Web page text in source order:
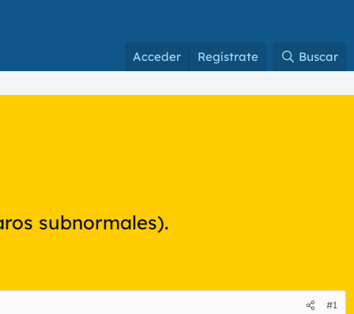
Acceder Regístrate Buscar
subnormales).
#1